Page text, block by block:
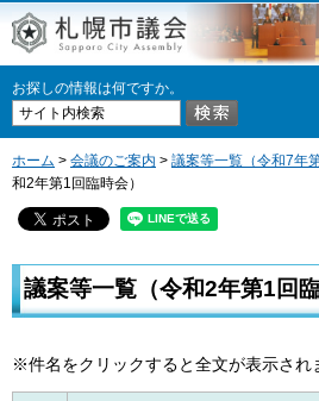
お探しの情報は何ですか。
ホーム > 会議のご案内 > 議案等一覧（令和7年
和2年第1回臨時会）
議案等一覧（令和2年第1回臨
※件名をクリックすると全文が表示され